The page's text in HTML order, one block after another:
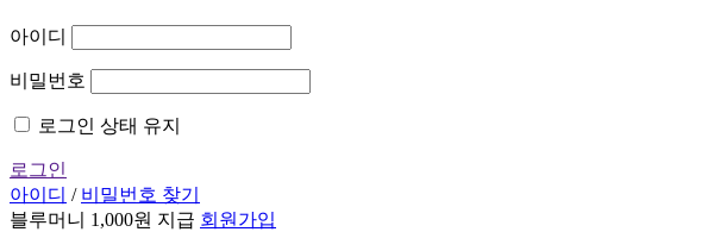
아이디
비밀번호
로그인 상태 유지
로그인
아이디 / 비밀번호 찾기
블루머니 1,000원 지급 회원가입